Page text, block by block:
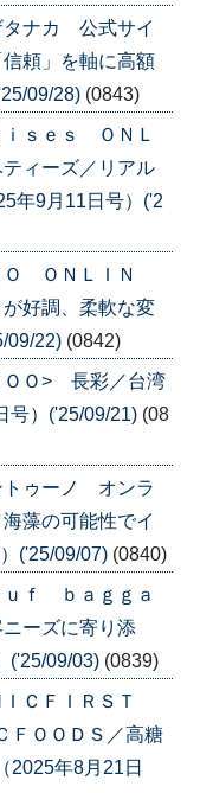
タナカ 公式サイ
頼」を軸に高額
09/28) (0843)
ｉｓｅｓ ＯＮＬ
ィーズ／リアル
年9月11日号）('2
Ｏ ＯＮＬＩＮ
好調、柔軟な変
09/22) (0842)
ＯＯ> 長彩／台湾
号）('25/09/21) (08
トゥーノ オンラ
藻の可能性でイ
('25/09/07) (0840)
ｕｆ ｂａｇｇａ
ーズに寄り添
('25/09/03) (0839)
ＩＣＦＩＲＳＴ
ＦＯＯＤＳ／高糖
2025年8月21日